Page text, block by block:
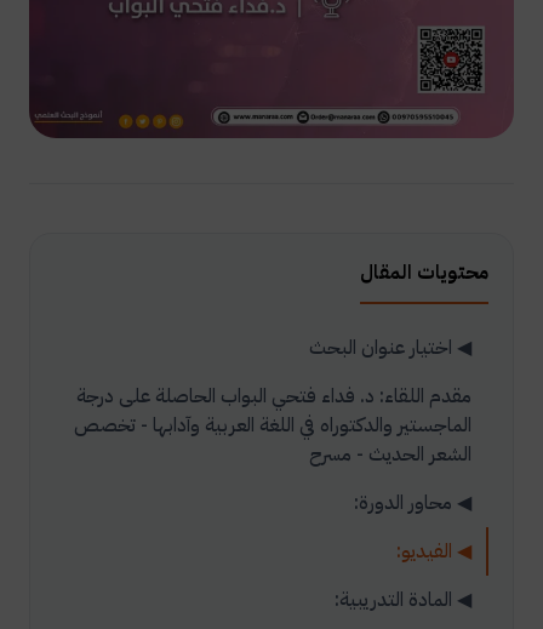
محتويات المقال
◀ اختيار عنوان البحث
مقدم اللقاء: د. فداء فتحي البواب الحاصلة على درجة
الماجستير والدكتوراه في اللغة العربية وآدابها - تخصص
الشعر الحديث - مسرح
◀ محاور الدورة:
◀ الفيديو:
◀ المادة التدريبية: